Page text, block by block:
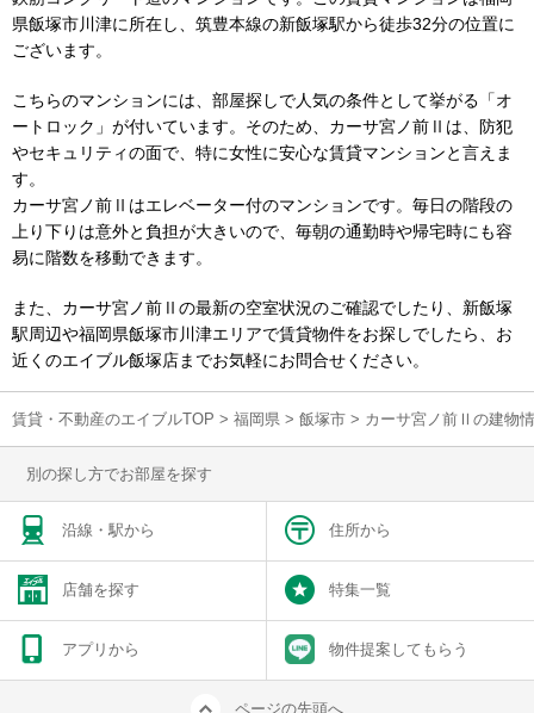
県飯塚市川津に所在し、筑豊本線の新飯塚駅から徒歩32分の位置に
ございます。
こちらのマンションには、部屋探しで人気の条件として挙がる「オ
ートロック」が付いています。そのため、カーサ宮ノ前Ⅱは、防犯
やセキュリティの面で、特に女性に安心な賃貸マンションと言えま
す。
カーサ宮ノ前Ⅱはエレベーター付のマンションです。毎日の階段の
上り下りは意外と負担が大きいので、毎朝の通勤時や帰宅時にも容
易に階数を移動できます。
また、カーサ宮ノ前Ⅱの最新の空室状況のご確認でしたり、新飯塚
駅周辺や福岡県飯塚市川津エリアで賃貸物件をお探しでしたら、お
近くのエイブル飯塚店までお気軽にお問合せください。
賃貸・不動産のエイブルTOP > 福岡県 > 飯塚市 > カーサ宮ノ前Ⅱの建物
別の探し方でお部屋を探す
沿線・駅から 住所から
店舗を探す 特集一覧
アプリから 物件提案してもらう
ページの先頭へ